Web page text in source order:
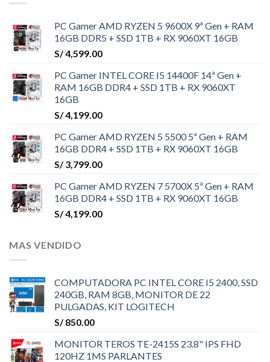
PC Gamer AMD RYZEN 5 9600X 9ª Gen + RAM
16GB DDR5 + SSD 1TB + RX 9060XT 16GB
S/4,599.00
PC Gamer INTEL CORE I5 14400F 14ª Gen +
RAM 16GB DDR4 + SSD 1TB + RX 9060XT
16GB
S/4,199.00
PC Gamer AMD RYZEN 5 5500 5ª Gen + RAM
16GB DDR4 + SSD 1TB + RX 9060XT 16GB
S/3,799.00
PC Gamer AMD RYZEN 7 5700X 5ª Gen + RAM
16GB DDR4 + SSD 1TB + RX 9060XT 16GB
S/4,199.00
MAS VENDIDO
COMPUTADORA PC INTEL CORE I5 2400, SSD
240GB, RAM 8GB, MONITOR DE 22
PULGADAS, KIT LOGITECH
S/850.00
MONITOR TEROS TE-2415S 23.8" IPS FHD
120HZ 1MS PARLANTES